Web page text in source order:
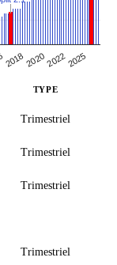
2018202020222025
TYPE
Trimestriel
Trimestriel
Trimestriel
Trimestriel